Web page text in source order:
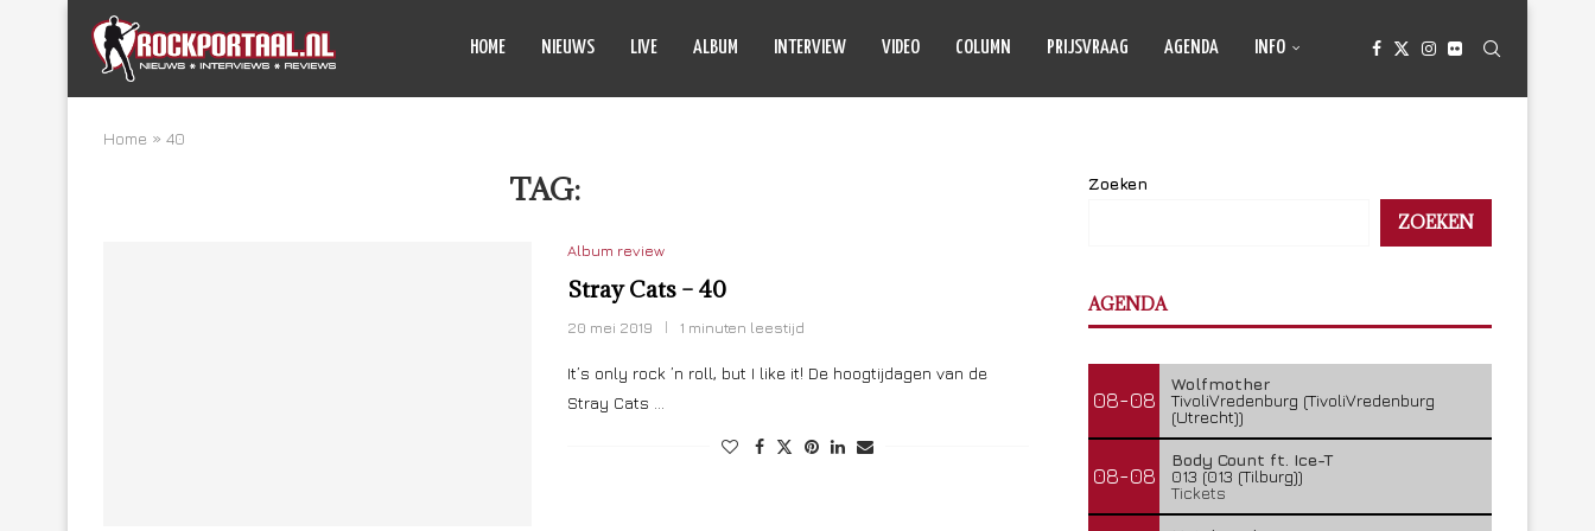
HOME NIEUWS LIVE ALBUM INTERVIEW VIDEO COLUMN PRIJSVRAAG AGENDA INFO
Home » 40
TAG:
Album review
Stray Cats – 40
20 mei 2019 1 minuten leestijd
It’s only rock ’n roll, but I like it! De hoogtijdagen van de
Stray Cats …
Zoeken
ZOEKEN
AGENDA
08-08
Wolfmother
TivoliVredenburg (TivoliVredenburg
(Utrecht))
08-08
Body Count ft. Ice-T
013 (013 (Tilburg))
Tickets